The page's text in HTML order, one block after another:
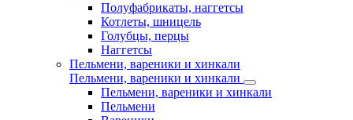
Полуфабрикаты, наггетсы
Котлеты, шницель
Голубцы, перцы
Наггетсы
Пельмени, вареники и хинкали
Пельмени, вареники и хинкали
Пельмени, вареники и хинкали
Пельмени